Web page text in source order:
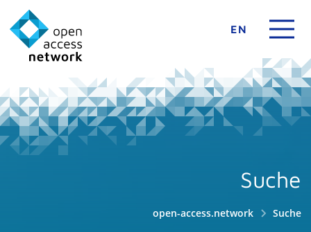
EN
Suche
open-access.network Suche